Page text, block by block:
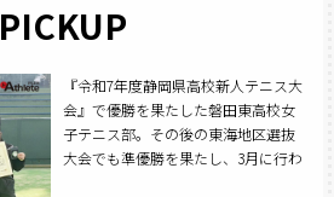
PICKUP
『令和7年度静岡県高校新人テニス大
会』で優勝を果たした磐田東高校女
子テニス部。その後の東海地区選抜
大会でも準優勝を果たし、3月に行わ